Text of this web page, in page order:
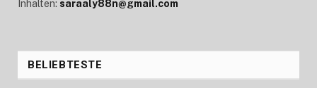
Inhalten: saraaly88n@gmail.com
BELIEBTESTE